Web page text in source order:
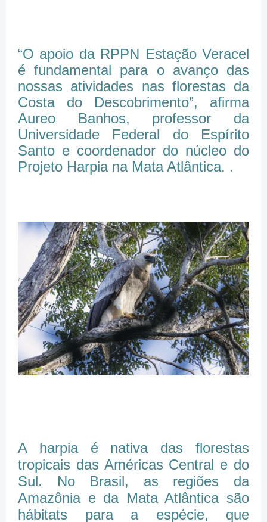
“O apoio da RPPN Estação Veracel
é fundamental para o avanço das
nossas atividades nas florestas da
Costa do Descobrimento”, afirma
Aureo Banhos, professor da
Universidade Federal do Espírito
Santo e coordenador do núcleo do
Projeto Harpia na Mata Atlântica. .
A harpia é nativa das florestas
tropicais das Américas Central e do
Sul. No Brasil, as regiões da
Amazônia e da Mata Atlântica são
hábitats para a espécie, que